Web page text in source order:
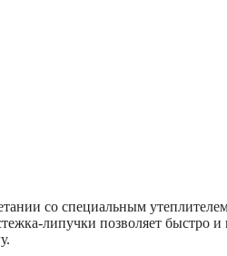
со специальным
липучки позволяет быстро и